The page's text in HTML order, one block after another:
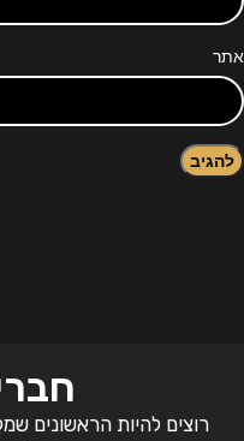
אתר
רוצים להיות הראשונים